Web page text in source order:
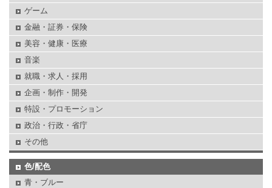
ゲーム
金融・証券・保険
美容・健康・医療
音楽
就職・求人・採用
企画・制作・開発
特設・プロモーション
政治・行政・省庁
その他
色/配色
青・ブルー